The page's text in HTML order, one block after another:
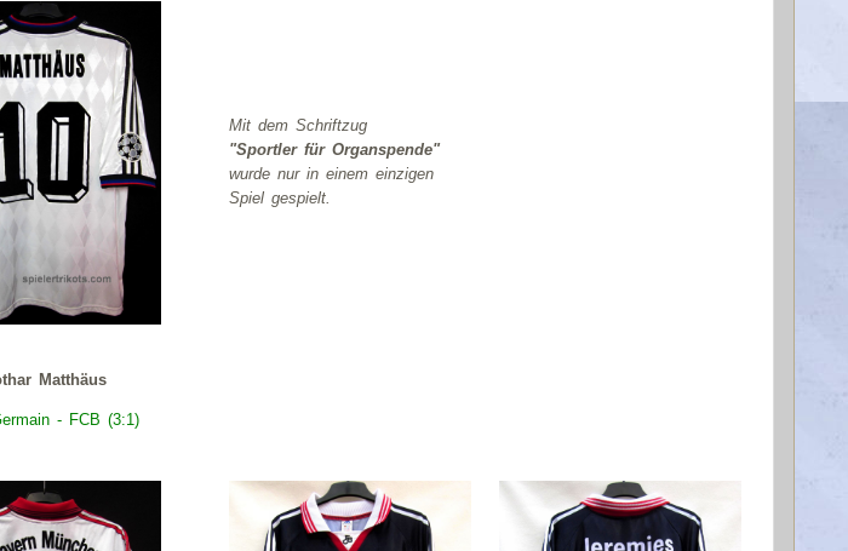
Mit dem Schriftzug
"Sportler für Organspende"
wurde nur in einem einzigen
Spiel gespielt.
Matthäus
- FCB (3:1)